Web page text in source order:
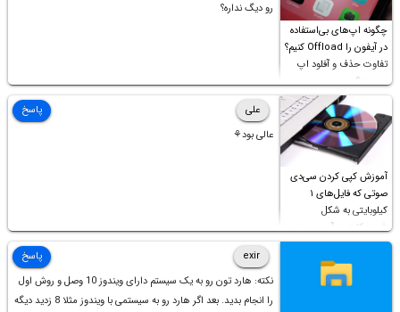
چگونه اپ‌های بی‌استفاده
در آیفون را Offload کنیم؟
تفاوت حذف و آفلود اپ
چیست؟
رو دیگ نداره؟
آموزش کپی کردن سی‌دی
صوتی که فایل‌های ۱
کیلوبایتی به شکل
شورت‌کات در آن موجود
است!
علی
عالی بود⚘
پاسخ
exir
نکته: هارد تون رو به یک سیستم دارای ویندوز 10 وصل و روش اول
را انجام بدید. بعد اگر هارد رو به سیستمی با ویندوز مثلا 8 زدید دیگه
پاسخ